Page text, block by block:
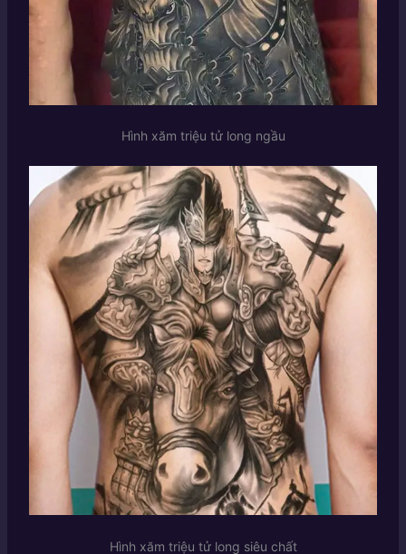
Hình xăm triệu tử long ngầu
Hình xăm triệu tử long siêu chất